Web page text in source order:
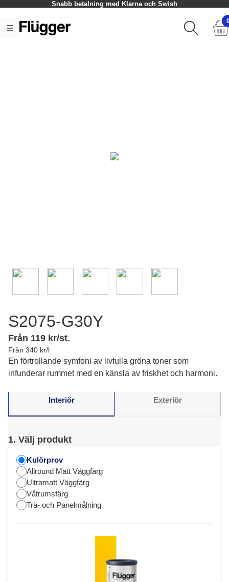
Snabb betalning med Klarna och Swish
S2075-G30Y
Från 119 kr/st.
Från 340 kr/l
En förtrollande symfoni av livfulla gröna toner som
infunderar rummet med en känsla av friskhet och harmoni.
Interiör Exteriör
1. Välj produkt
Kulörprov
Allround Matt Väggfärg
Ultramatt Väggfärg
Våtrumsfärg
Trä- och Panelmålning